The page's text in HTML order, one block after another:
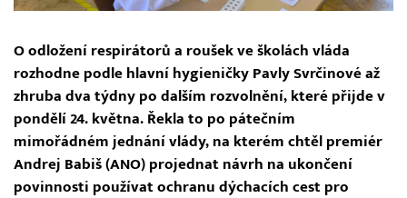
O odložení respirátorů a roušek ve školách vláda
rozhodne podle hlavní hygieničky Pavly Svrčinové až
zhruba dva týdny po dalším rozvolnění, které přijde v
pondělí 24. května. Řekla to po pátečním
mimořádném jednání vlády, na kterém chtěl premiér
Andrej Babiš (ANO) projednat návrh na ukončení
povinnosti používat ochranu dýchacích cest pro